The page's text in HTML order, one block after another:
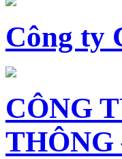
Công ty
CÔNG
THÔNG